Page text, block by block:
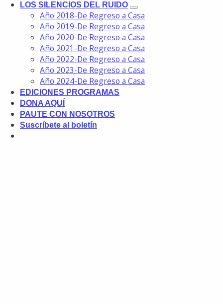
LOS SILENCIOS DEL RUIDO
Año 2018-De Regreso a Casa
Año 2019-De Regreso a Casa
Año 2020-De Regreso a Casa
Año 2021-De Regreso a Casa
Año 2022-De Regreso a Casa
Año 2023-De Regreso a Casa
Año 2024-De Regreso a Casa
EDICIONES PROGRAMAS
DONA AQUÍ
PAUTE CON NOSOTROS
Suscríbete al boletín